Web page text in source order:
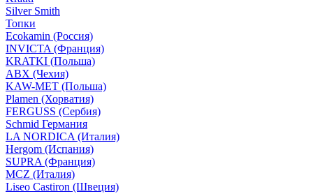
Silver Smith
Топки
Ecokamin (Россия)
INVICTA (Франция)
KRATKI (Польша)
ABX (Чехия)
KAW-MET (Польша)
Plamen (Хорватия)
FERGUSS (Сербия)
Schmid Германия
LA NORDICA (Италия)
Hergom (Испания)
SUPRA (Франция)
MCZ (Италия)
Liseo Castiron (Швеция)